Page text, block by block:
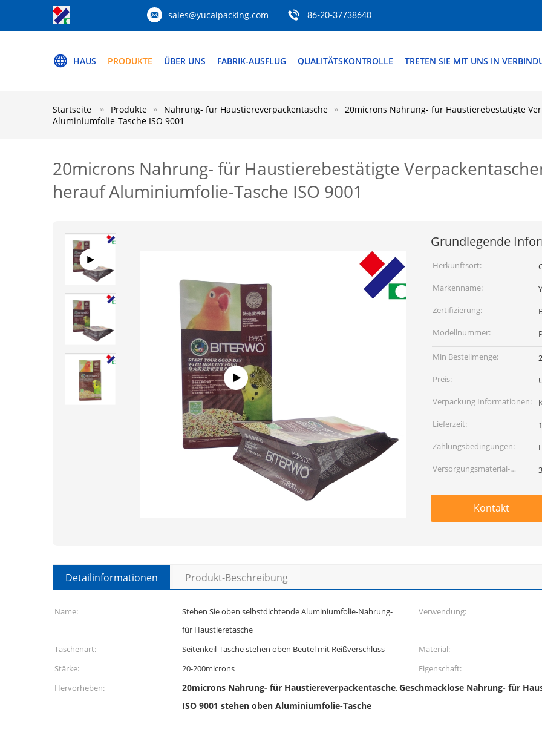
sales@yucaipacking.com 86-20-37738640
HAUS PRODUKTE ÜBER UNS FABRIK-AUSFLUG QUALITÄTSKONTROLLE TRETEN SIE MIT UNS IN
Startseite Produkte Nahrung- für Haustiereverpackentasche
20microns Nahrung- für Haustierebestätigte
Aluminiumfolie-Tasche ISO 9001
20microns Nahrung- für Haustierebestätigte
herauf Aluminiumfolie-Tasche ISO 9001
Grundlegende
Herkunftsort:
Markenname:
Zertifizierung:
Modellnummer:
Min Bestellmenge:
Preis:
Verpackung Informationen:
Lieferzeit:
Zahlungsbedingungen:
Versorgungsmaterial-
Kontakt
Detailinformationen Produkt-Beschreibung
Name:
Stehen Sie oben selbstdichtende Aluminiumfolie-Nahrung-
für Haustieretasche
Verwendung:
Taschenart: Seitenkeil-Tasche stehen oben Beutel mit Reißverschluss Material:
Stärke:
20-200microns Eigenschaft:
Hervorheben:
20microns Nahrung- für Haustiereverpackentasche,Geschmacklose Nahrung- für
ISO 9001 stehen oben Aluminiumfolie-Tasche